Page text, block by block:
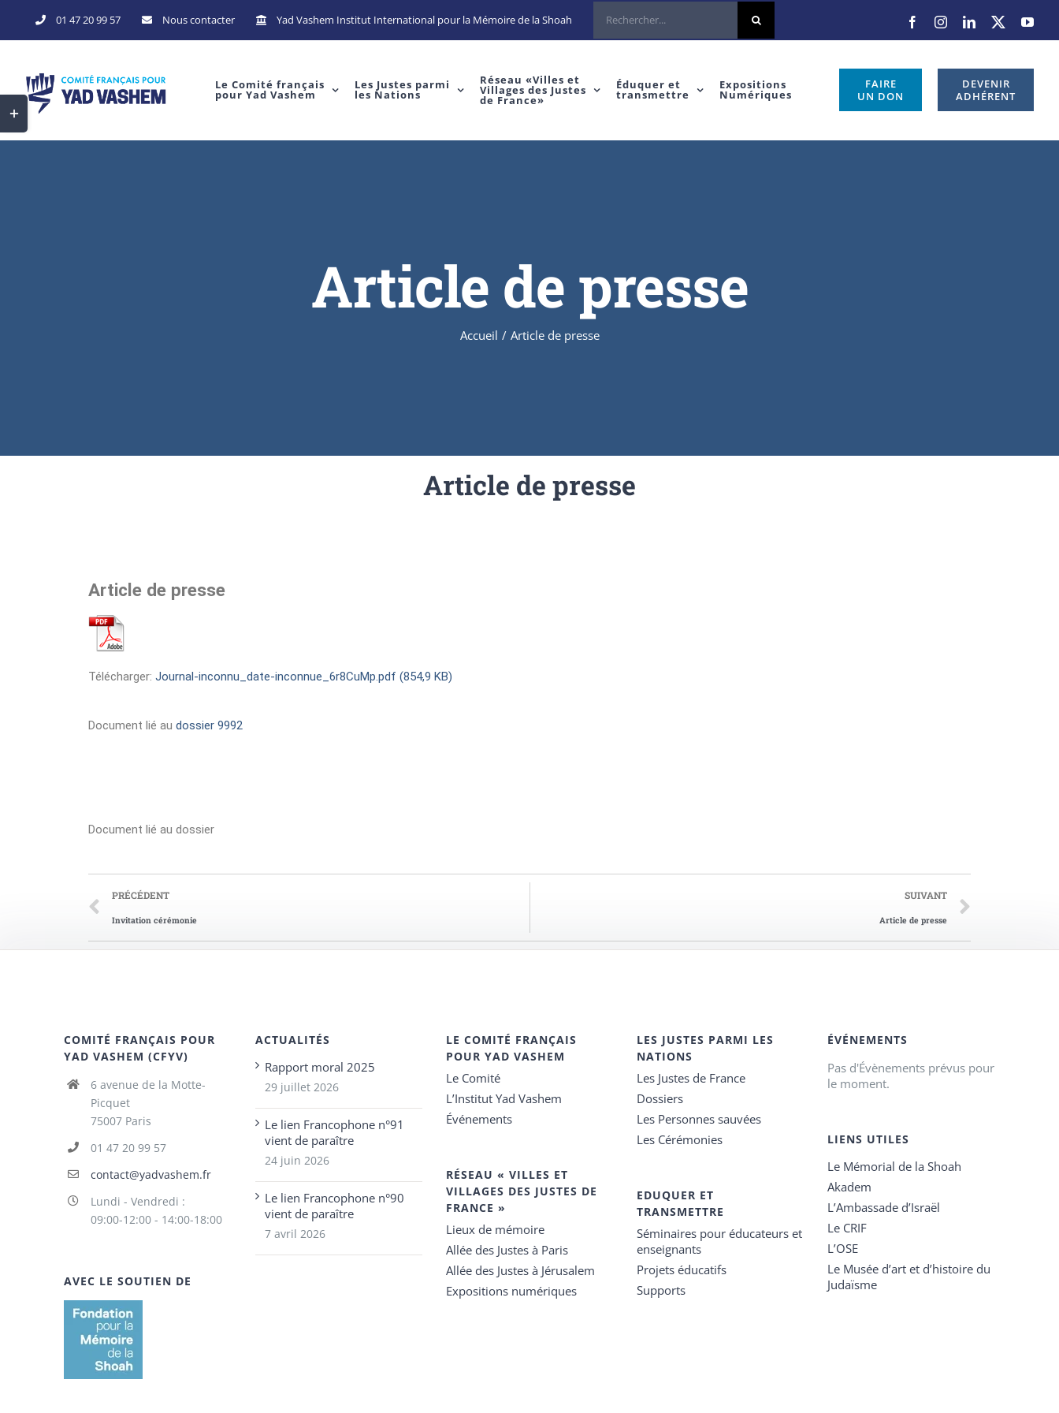
01 47 20 99 57 Nous contacter Yad Vashem Institut International pour la Mémoire de la Shoah
Le Comité français
pour Yad Vashem
Les Justes parmi
les Nations
Réseau «Villes et
Villages des Justes
de France»
Éduquer et
transmettre
Expositions
Numériques
FAIRE
UN DON
DEVENIR
ADHÉRENT
Article de presse
Accueil / Article de presse
Article de presse
Article de presse
Télécharger: Journal-inconnu_date-inconnue_6r8CuMp.pdf (854,9 KB)
Document lié au dossier 9992
Document lié au dossier
PRÉCÉDENT
Invitation cérémonie
SUIVANT
Article de presse
COMITÉ FRANÇAIS POUR
YAD VASHEM (CFYV)
6 avenue de la Motte-
Picquet
75007 Paris
01 47 20 99 57
contact@yadvashem.fr
Lundi - Vendredi :
09:00-12:00 - 14:00-18:00
AVEC LE SOUTIEN DE
ACTUALITÉS
Rapport moral 2025
29 juillet 2026
Le lien Francophone n°91
vient de paraître
24 juin 2026
Le lien Francophone n°90
vient de paraître
7 avril 2026
LE COMITÉ FRANÇAIS
POUR YAD VASHEM
Le Comité
L’Institut Yad Vashem
Événements
RÉSEAU « VILLES ET
VILLAGES DES JUSTES DE
FRANCE »
Lieux de mémoire
Allée des Justes à Paris
Allée des Justes à Jérusalem
Expositions numériques
LES JUSTES PARMI LES
NATIONS
Les Justes de France
Dossiers
Les Personnes sauvées
Les Cérémonies
EDUQUER ET
TRANSMETTRE
Séminaires pour éducateurs et
enseignants
Projets éducatifs
Supports
ÉVÉNEMENTS
Pas d'Évènements prévus pour
le moment.
LIENS UTILES
Le Mémorial de la Shoah
Akadem
L’Ambassade d’Israël
Le CRIF
L’OSE
Le Musée d’art et d’histoire du
Judaïsme